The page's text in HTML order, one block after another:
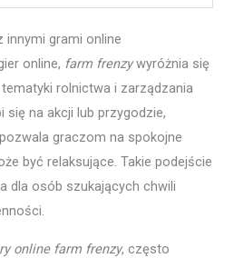
grami online
online, farm frenzywyróżnia się
rolnictwa i zarządzania
się na akcji lub przygodzie,
graczom na spokojne
być relaksujące. Takie podejście
dla osób szukających chwili
online farm frenzy, często